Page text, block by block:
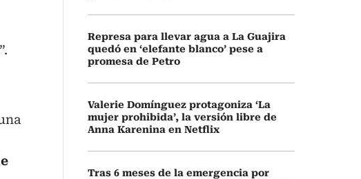
Represa para llevar agua a La Guajira
quedó en ‘elefante blanco’ pese a
promesa de Petro
Valerie Domínguez protagoniza ‘La
mujer prohibida’, la versión libre de
Anna Karenina en Netflix
Tras 6 meses de la emergencia por